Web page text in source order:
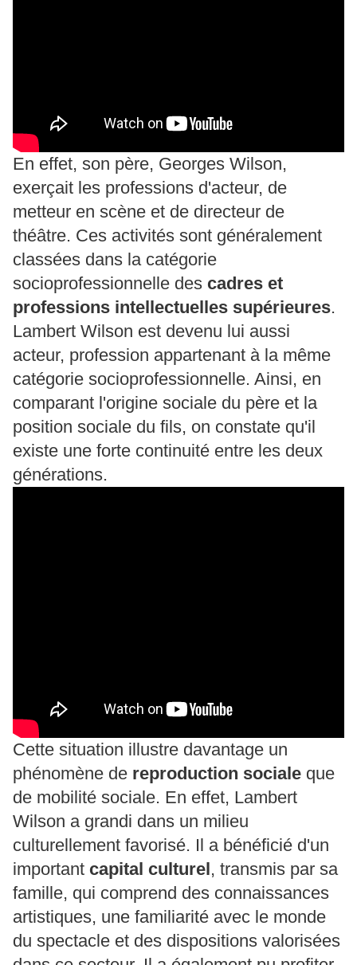
En effet, son père, Georges Wilson,
exerçait les professions d'acteur, de
metteur en scène et de directeur de
théâtre. Ces activités sont généralement
classées dans la catégorie
socioprofessionnelle des cadres et
professions intellectuelles supérieures.
Lambert Wilson est devenu lui aussi
acteur, profession appartenant à la même
catégorie socioprofessionnelle. Ainsi, en
comparant l'origine sociale du père et la
position sociale du fils, on constate qu'il
existe une forte continuité entre les deux
générations.
Cette situation illustre davantage un
phénomène de reproduction sociale que
de mobilité sociale. En effet, Lambert
Wilson a grandi dans un milieu
culturellement favorisé. Il a bénéficié d'un
important capital culturel, transmis par sa
famille, qui comprend des connaissances
artistiques, une familiarité avec le monde
du spectacle et des dispositions valorisées